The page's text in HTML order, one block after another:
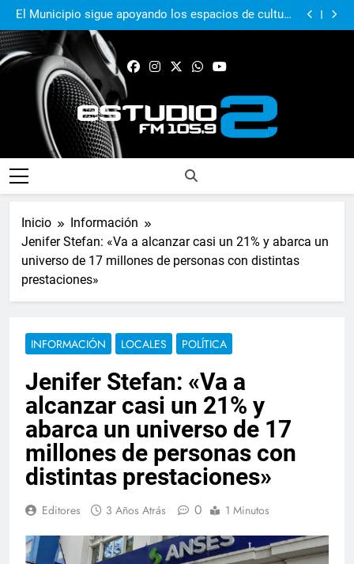
e identidad
Real Pilar sumó en Quilmes y sigue firme en zona de
Reducido
Murió Jorge Messi, el papá del 10 de la selección
El Municipio acompañó al Centro Papa Francisco en
El Municipio sigue apoyando los espacios de cultura
Real Pilar sumó en Quilmes y sigue firme en zona de
Murió Jorge Messi, el papá del 10 de la selección
argentina
FM Estudio 2
Inicio
Información
Jenifer Stefan: «Va a alcanzar casi un 21% y abarca un
universo de 17 millones de personas con distintas
prestaciones»
INFORMACIÓN LOCALES POLÍTICA
Jenifer Stefan: «Va a
alcanzar casi un 21% y
abarca un universo de 17
millones de personas con
distintas prestaciones»
Editores 3 Años Atrás 0 1 Minutos